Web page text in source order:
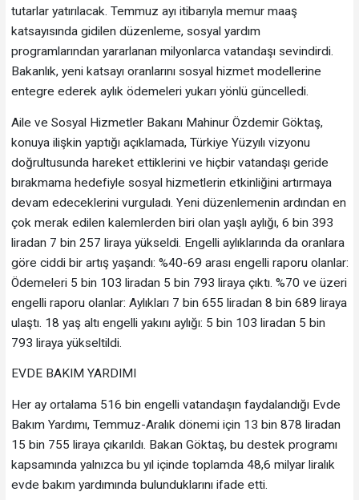
tutarlar yatırılacak. Temmuz ayı itibarıyla memur maaş
katsayısında gidilen düzenleme, sosyal yardım
programlarından yararlanan milyonlarca vatandaşı sevindirdi.
Bakanlık, yeni katsayı oranlarını sosyal hizmet modellerine
entegre ederek aylık ödemeleri yukarı yönlü güncelledi.
Aile ve Sosyal Hizmetler Bakanı Mahinur Özdemir Göktaş,
konuya ilişkin yaptığı açıklamada, Türkiye Yüzyılı vizyonu
doğrultusunda hareket ettiklerini ve hiçbir vatandaşı geride
bırakmama hedefiyle sosyal hizmetlerin etkinliğini artırmaya
devam edeceklerini vurguladı. Yeni düzenlemenin ardından en
çok merak edilen kalemlerden biri olan yaşlı aylığı, 6 bin 393
liradan 7 bin 257 liraya yükseldi. Engelli aylıklarında da oranlara
göre ciddi bir artış yaşandı: %40-69 arası engelli raporu olanlar:
Ödemeleri 5 bin 103 liradan 5 bin 793 liraya çıktı. %70 ve üzeri
engelli raporu olanlar: Aylıkları 7 bin 655 liradan 8 bin 689 liraya
ulaştı. 18 yaş altı engelli yakını aylığı: 5 bin 103 liradan 5 bin
793 liraya yükseltildi.
EVDE BAKIM YARDIMI
Her ay ortalama 516 bin engelli vatandaşın faydalandığı Evde
Bakım Yardımı, Temmuz-Aralık dönemi için 13 bin 878 liradan
15 bin 755 liraya çıkarıldı. Bakan Göktaş, bu destek programı
kapsamında yalnızca bu yıl içinde toplamda 48,6 milyar liralık
evde bakım yardımında bulunduklarını ifade etti.